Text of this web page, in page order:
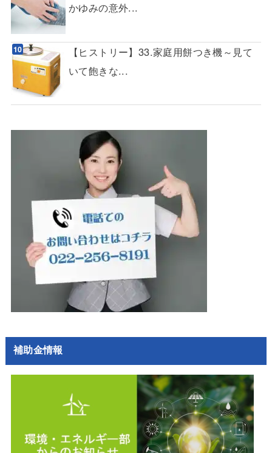
かゆみの意外...
【ヒストリー】33.家庭用餅つき機～見て
いて飽きな...
補助金情報